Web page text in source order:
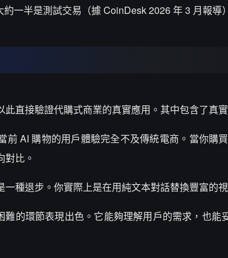
一半是測試交易（據 CoinDesk 2026 年 3 月報導
此直接驗證代購式商業的真實應用。其中包含了真
前 AI 購物的用戶體驗完全不及傳統電商。當你購
對比。
種退步。你實際上是在用純文本對話替換豐富的
難的環節表現出色。它能夠理解用戶的需求，也能